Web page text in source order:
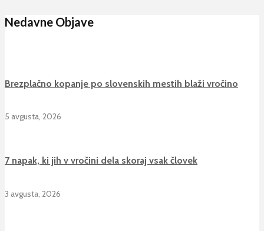
Nedavne Objave
Brezplačno kopanje po slovenskih mestih blaži vročino
5 avgusta, 2026
7 napak, ki jih v vročini dela skoraj vsak človek
3 avgusta, 2026